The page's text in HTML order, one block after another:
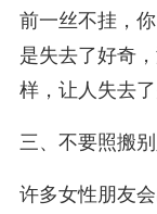
前一丝不挂，
是失去了好奇
样，让人失去了
三、不要照搬
许多女性朋友